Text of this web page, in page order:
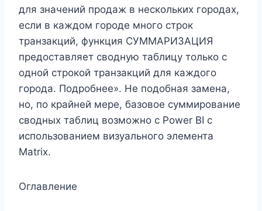
для значений продаж в нескольких городах,
если в каждом городе много строк
транзакций, функция СУММАРИЗАЦИЯ
предоставляет сводную таблицу только с
одной строкой транзакций для каждого
города. Подробнее». Не подобная замена,
но, по крайней мере, базовое суммирование
сводных таблиц возможно с Power BI с
использованием визуального элемента
Matrix.
Оглавление